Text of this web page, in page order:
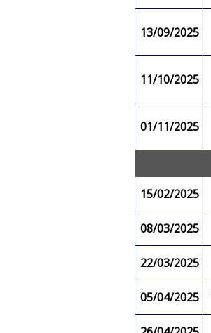
13/09/2025
11/10/2025
01/11/2025
15/02/2025
08/03/2025
22/03/2025
05/04/2025